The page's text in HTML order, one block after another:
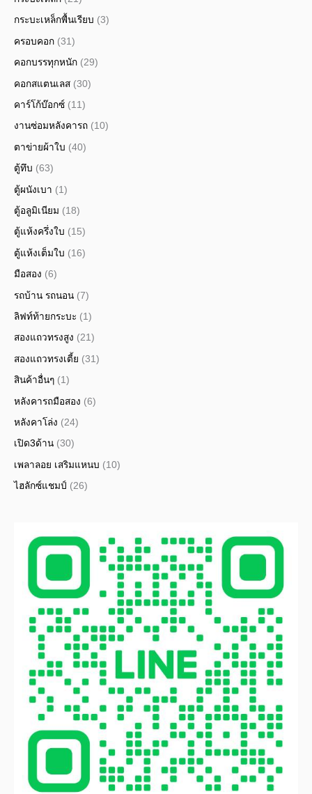
กระบะเหล็กพื้นเรียบ (3)
ครอบคอก (31)
คอกบรรทุกหนัก (29)
คอกสแตนเลส (30)
คาร์โก้บ๊อกซ์ (11)
งานซ่อมหลังคารถ (10)
ตาข่ายผ้าใบ (40)
ตู้ทึบ (63)
ตู้ผนังเบา (1)
ตู้อลูมิเนียม (18)
ตู้แห้งครึ่งใบ (15)
ตู้แห้งเต็มใบ (16)
มือสอง (6)
รถบ้าน รถนอน (7)
ลิฟท์ท้ายกระบะ (1)
สองแถวทรงสูง (21)
สองแถวทรงเตี้ย (31)
สินค้าอื่นๆ (1)
หลังคารถมือสอง (6)
หลังคาโล่ง (24)
เปิด3ด้าน (30)
เพลาลอย เสริมแหนบ (10)
ไฮลักซ์แชมป์ (26)